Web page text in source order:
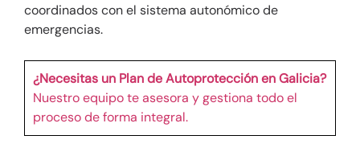
coordinados con el sistema autonómico de
emergencias.
¿Necesitas un Plan de Autoprotección en Galicia?
Nuestro equipo te asesora y gestiona todo el
proceso de forma integral.